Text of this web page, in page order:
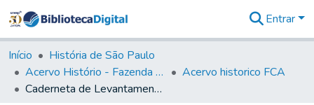
&
Coleções
Tudo na
Biblioteca
Entrar
Início
História de São Paulo
Acervo Histório - Fazenda Lageado
Acervo historico FCA
Caderneta de Levantamento de Vargens na Edgardia (1959).